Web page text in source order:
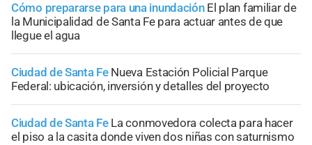
Cómo prepararse para una inundación El plan familiar de
la Municipalidad de Santa Fe para actuar antes de que
llegue el agua
Ciudad de Santa Fe Nueva Estación Policial Parque
Federal: ubicación, inversión y detalles del proyecto
Ciudad de Santa Fe La conmovedora colecta para hacer
el piso a la casita donde viven dos niñas con saturnismo